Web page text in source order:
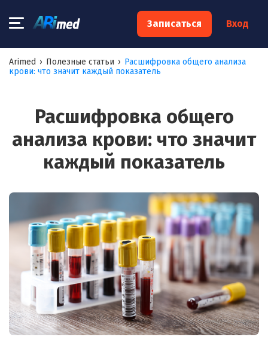
Записаться Вход
Arimed › Полезные статьи › Расшифровка общего анализа
крови: что значит каждый показатель
Расшифровка общего
анализа крови: что значит
каждый показатель
×
Запишитесь на консультацию к
специалисту
Ваш телефон:*
Я согласен наобработку моих персональных данных